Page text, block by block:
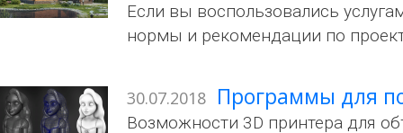
Если вы воспользовались
нормы и рекомендации по
30.07.2018 Программы для
Возможности 3D принтера для